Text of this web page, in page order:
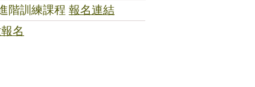
階訓練課程 報名連結
名